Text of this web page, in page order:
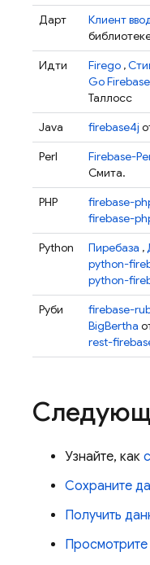
Дарт Клиент
Идти
Firego ,
Go Firebase
Таллосс
Java
firebase4j
Perl
Firebase-
Смита.
PHP
firebase-
firebase-
Python
Пиребаза ,
python-
python-
Руби
firebase-
BigBertha
rest-
Узнайте, как
Сохраните
Получить